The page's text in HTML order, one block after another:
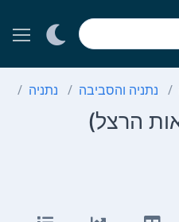
נתניה והסביבה נתניה